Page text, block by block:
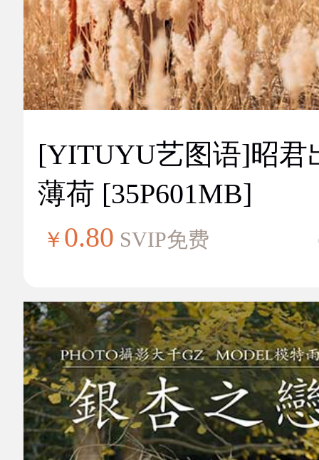
[YITUYU艺图语]昭君
薄荷 [35P601MB]
￥ 0.80 SVIP免费